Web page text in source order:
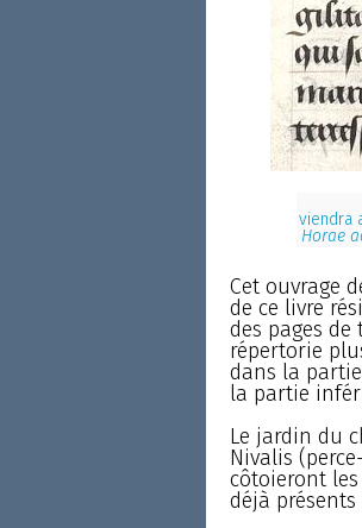
viendra
Horae
Cet ouvrage
de ce livre
des pages
répertorie
dans la
la partie
Le jardin du
Nivalis
côtoieront
déjà